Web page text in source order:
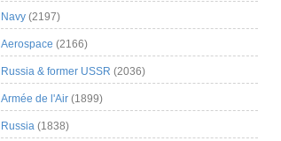
Navy (2197)
Aerospace (2166)
Russia & former USSR (2036)
Armée de l'Air (1899)
Russia (1838)